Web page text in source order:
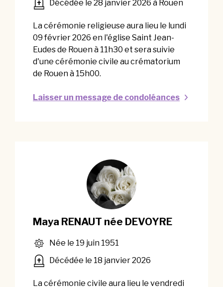
Décédée le 28 janvier 2026 à Rouen
La cérémonie religieuse aura lieu le lundi
09 février 2026 en l'église Saint Jean-
Eudes de Rouen à 11h30 et sera suivie
d'une cérémonie civile au crématorium
de Rouen à 15h00.
Laisser un message de condoléances
Maya RENAUT née DEVOYRE
Née le 19 juin 1951
Décédée le 18 janvier 2026
La cérémonie civile aura lieu le vendredi